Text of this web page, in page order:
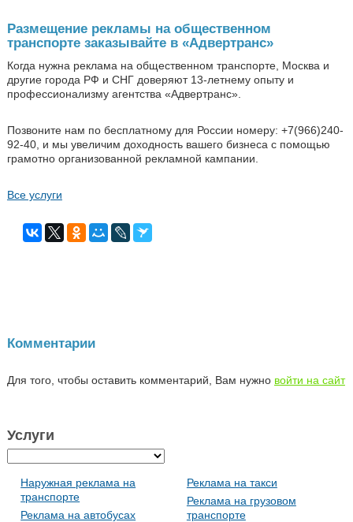
Размещение рекламы на общественном
транспорте заказывайте в «Адвертранс»
Когда нужна реклама на общественном транспорте, Москва и
другие города РФ и СНГ доверяют 13-летнему опыту и
профессионализму агентства «Адвертранс».
Позвоните нам по бесплатному для России номеру: +7(966)240-
92-40, и мы увеличим доходность вашего бизнеса с помощью
грамотно организованной рекламной кампании.
Все услуги
Комментарии
Для того, чтобы оставить комментарий, Вам нужно войти на сайт
Услуги
Наружная реклама на
транспорте
Реклама на автобусах
Реклама на такси
Реклама на грузовом
транспорте